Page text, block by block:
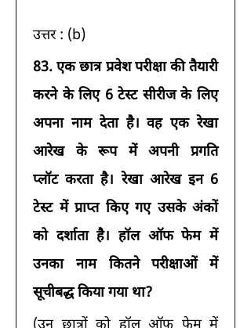
उत्तर : (b)
83. एक छात्र प्रवेश परीक्षा की तैयारी
करने के लिए 6 टेस्ट सीरीज के लिए
अपना नाम देता है। वह एक रेखा
आरेख के रूप में अपनी प्रगति
प्लॉट करता है। रेखा आरेख इन 6
टेस्ट में प्राप्त किए गए उसके अंकों
को दर्शाता है। हॉल ऑफ फेम में
उनका नाम कितने परीक्षाओं में
सूचीबद्ध किया गया था?